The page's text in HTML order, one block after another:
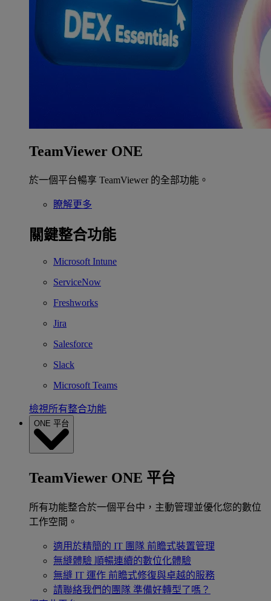
TeamViewer ONE
於一個平台暢享 TeamViewer 的全部功能。
瞭解更多
關鍵整合功能
Microsoft Intune
ServiceNow
Freshworks
Jira
Salesforce
Slack
Microsoft Teams
檢視所有整合功能
ONE 平台
TeamViewer ONE 平台
所有功能整合於一個平台中，主動管理並優化您的數位
工作空間。
適用於精簡的 IT 團隊 前瞻式裝置管理
無縫體驗 順暢連續的數位化體驗
無縫 IT 運作 前瞻式修復與卓越的服務
請聯絡我們的團隊 準備好轉型了嗎？